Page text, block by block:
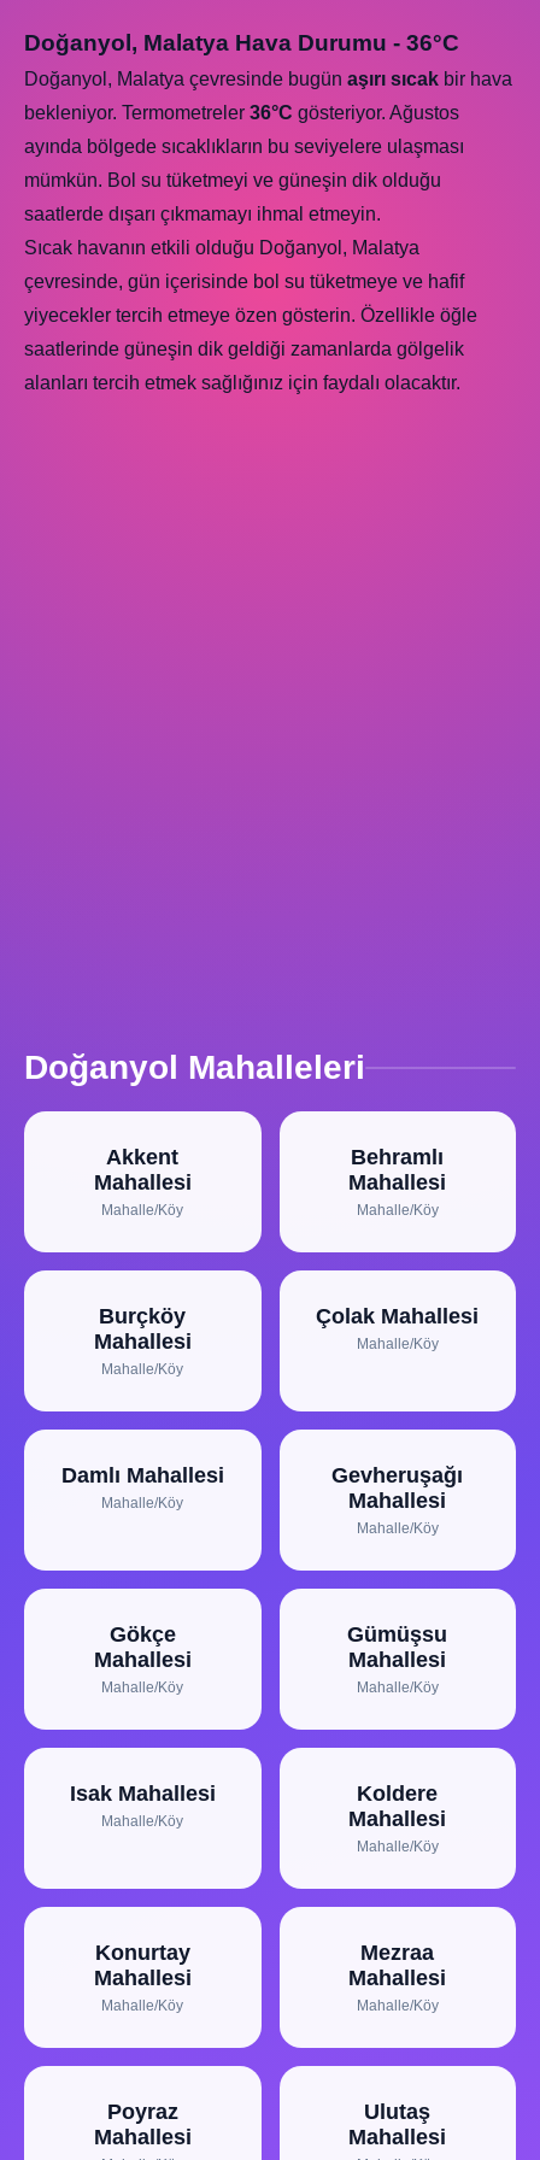
Doğanyol, Malatya Hava Durumu - 36°C
Doğanyol, Malatya çevresinde bugün aşırı sıcak bir hava
bekleniyor. Termometreler 36°C gösteriyor. Ağustos
ayında bölgede sıcaklıkların bu seviyelere ulaşması
mümkün. Bol su tüketmeyi ve güneşin dik olduğu
saatlerde dışarı çıkmamayı ihmal etmeyin.
Sıcak havanın etkili olduğu Doğanyol, Malatya
çevresinde, gün içerisinde bol su tüketmeye ve hafif
yiyecekler tercih etmeye özen gösterin. Özellikle öğle
saatlerinde güneşin dik geldiği zamanlarda gölgelik
alanları tercih etmek sağlığınız için faydalı olacaktır.
Doğanyol Mahalleleri
Akkent
Mahallesi
Mahalle/Köy
Behramlı
Mahallesi
Mahalle/Köy
Burçköy
Mahallesi
Mahalle/Köy
Çolak Mahallesi
Mahalle/Köy
Damlı Mahallesi
Mahalle/Köy
Gevheruşağı
Mahallesi
Mahalle/Köy
Gökçe
Mahallesi
Mahalle/Köy
Gümüşsu
Mahallesi
Mahalle/Köy
Isak Mahallesi
Mahalle/Köy
Koldere
Mahallesi
Mahalle/Köy
Konurtay
Mahallesi
Mahalle/Köy
Mezraa
Mahallesi
Mahalle/Köy
Poyraz
Mahallesi
Ulutaş
Mahallesi